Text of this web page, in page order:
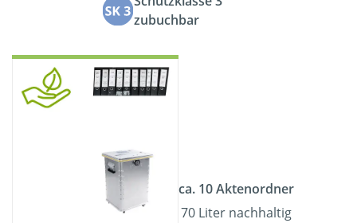
zubuchbar
ca. 10 Aktenordner
70 Liter nachhaltig